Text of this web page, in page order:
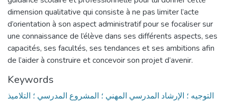
dimension qualitative qui consiste à ne pas limiter l’acte
d’orientation à son aspect administratif pour se focaliser sur
une connaissance de l’élève dans ses différents aspects, ses
capacités, ses facultés, ses tendances et ses ambitions afin
de l’aider à construire et concevoir son projet d’avenir.
Keywords
التوجيه ؛ الإرشاد المدرسي المهني ؛ المشروع المدرسي ؛ التلاميذ